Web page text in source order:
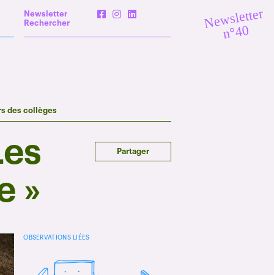
Newsletter
n°40
Newsletter
Rechercher
des collèges
Partager
»
OBSERVATIONS LIÉES